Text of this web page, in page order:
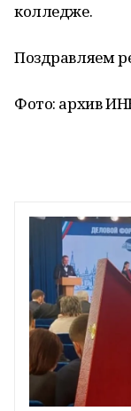
колледже.
Поздравляем
Фото: архив